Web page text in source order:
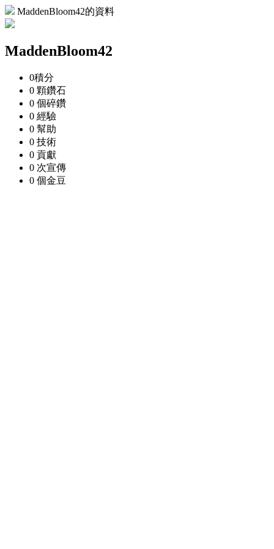
MaddenBloom42的資料
MaddenBloom42
0積分
0 顆鑽石
0 個碎鑽
0 經驗
0 幫助
0 技術
0 貢獻
0 次宣傳
0 個金豆